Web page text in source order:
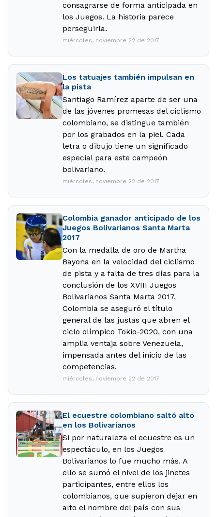
consagrarse de forma anticipada en
los Juegos. La historia parece
perseguirla.
miércoles, noviembre 22 de 2017
Los tatuajes también impulsan en
la pista
Santiago Ramírez aparte de ser una
de las jóvenes promesas del ciclismo
colombiano, se distingue también
por los grabados en la piel. Cada
letra o dibujo tiene un significado
especial para este campeón
bolivariano.
miércoles, noviembre 22 de 2017
Colombia ganador anticipado de los
Juegos Bolivarianos Santa Marta
2017
Con la medalla de oro de Martha
Bayona en la velocidad del ciclismo
de pista y a falta de tres días para la
conclusión de los XVIII Juegos
Bolivarianos Santa Marta 2017,
Colombia se aseguró el título
general de las justas que abren el
ciclo olímpico Tokio-2020, con una
amplia ventaja sobre Venezuela,
impensada antes del inicio de las
competencias.
miércoles, noviembre 22 de 2017
El ecuestre colombiano saltó alto
en los Bolivarianos
Si por naturaleza el ecuestre es un
espectáculo, en los Juegos
Bolivarianos lo fue mucho más. A
ello se sumó el nivel de los jinetes
participantes, entre ellos los
colombianos, que supieron dejar en
alto el nombre del país con sus